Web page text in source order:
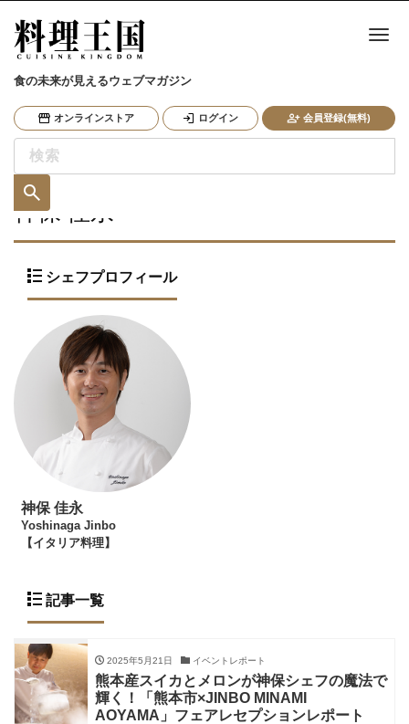
食の未来が見えるウェブマガジン
オンラインストア ログイン 会員登録(無料)
ナ
神保 佳永
シェフプロフィール
神保 佳永
Yoshinaga Jinbo
【イタリア料理】
記事一覧
2025年5月21日 イベントレポート
熊本産スイカとメロンが神保シェフの魔法で
輝く！「熊本市×JINBO MINAMI
AOYAMA」フェアレセプションレポート